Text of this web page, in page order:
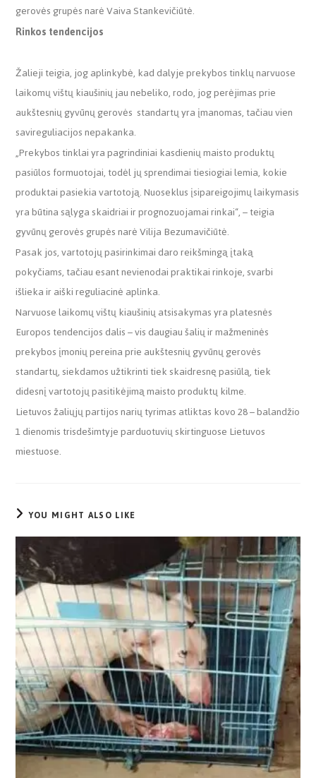
gerovės grupės narė Vaiva Stankevičiūtė.
Rinkos tendencijos
Žalieji teigia, jog aplinkybė, kad dalyje prekybos tinklų narvuose
laikomų vištų kiaušinių jau nebeliko, rodo, jog perėjimas prie
aukštesnių gyvūnų gerovės standartų yra įmanomas, tačiau vien
savireguliacijos nepakanka.
„Prekybos tinklai yra pagrindiniai kasdienių maisto produktų
pasiūlos formuotojai, todėl jų sprendimai tiesiogiai lemia, kokie
produktai pasiekia vartotoją. Nuoseklus įsipareigojimų laikymasis
yra būtina sąlyga skaidriai ir prognozuojamai rinkai“, – teigia
gyvūnų gerovės grupės narė Vilija Bezumavičiūtė.
Pasak jos, vartotojų pasirinkimai daro reikšmingą įtaką
pokyčiams, tačiau esant nevienodai praktikai rinkoje, svarbi
išlieka ir aiški reguliacinė aplinka.
Narvuose laikomų vištų kiaušinių atsisakymas yra platesnės
Europos tendencijos dalis – vis daugiau šalių ir mažmeninės
prekybos įmonių pereina prie aukštesnių gyvūnų gerovės
standartų, siekdamos užtikrinti tiek skaidresnę pasiūlą, tiek
didesnį vartotojų pasitikėjimą maisto produktų kilme.
Lietuvos žaliųjų partijos narių tyrimas atliktas kovo 28 – balandžio
1 dienomis trisdešimtyje parduotuvių skirtinguose Lietuvos
miestuose.
YOU MIGHT ALSO LIKE